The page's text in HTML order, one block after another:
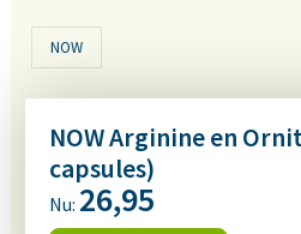
NOW
NOW Arginine en
capsules)
Nu: 26,95